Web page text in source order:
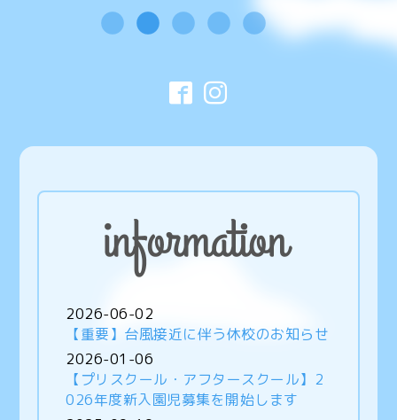
2026-06-02
【重要】台風接近に伴う休校のお知らせ
2026-01-06
【プリスクール・アフタースクール】2
026年度新入園児募集を開始します